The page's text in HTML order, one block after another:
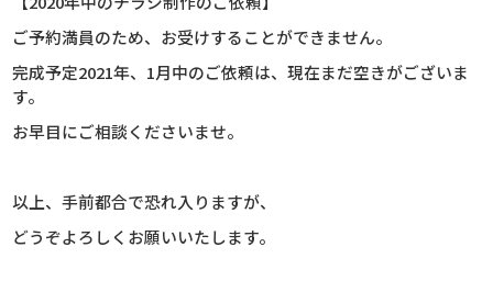
ご予約満員のため、お受けすることができません。
完成予定2021年、1月中のご依頼は、現在まだ空きがございま
す。
お早目にご相談くださいませ。
以上、手前都合で恐れ入りますが、
どうぞよろしくお願いいたします。